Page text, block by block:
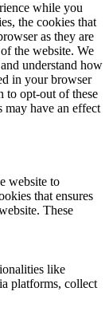
while you
the cookies that
as they are
the website. We
understand how
in your browser
to opt-out of these
may have an effect
website to
that ensures
These
like
platforms, collect